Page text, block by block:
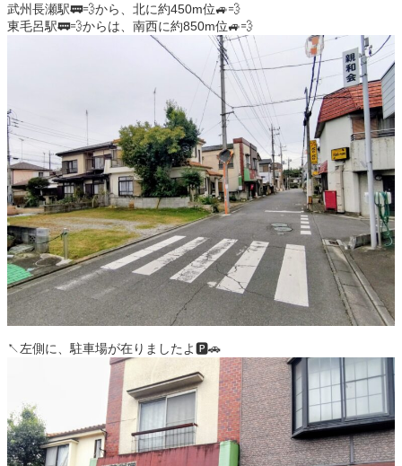
武州長瀬駅🚃💨から、北に約450m位🚙💨
東毛呂駅🚃💨からは、南西に約850m位🚙💨
↖️左側に、駐車場が在りましたよ🅿️🚗